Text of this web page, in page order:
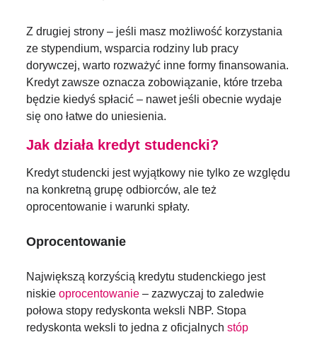
Z drugiej strony – jeśli masz możliwość korzystania
ze stypendium, wsparcia rodziny lub pracy
dorywczej, warto rozważyć inne formy finansowania.
Kredyt zawsze oznacza zobowiązanie, które trzeba
będzie kiedyś spłacić – nawet jeśli obecnie wydaje
się ono łatwe do uniesienia.
Jak działa kredyt studencki?
Kredyt studencki jest wyjątkowy nie tylko ze względu
na konkretną grupę odbiorców, ale też
oprocentowanie i warunki spłaty.
Oprocentowanie
Największą korzyścią kredytu studenckiego jest
niskieoprocentowanie – zazwyczaj to zaledwie
połowa stopy redyskonta weksli NBP. Stopa
redyskonta weksli to jedna z oficjalnychstóp